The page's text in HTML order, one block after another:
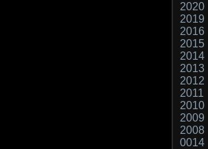
2020
2019
2016
2015
2014
2013
2012
2011
2010
2009
2008
0014